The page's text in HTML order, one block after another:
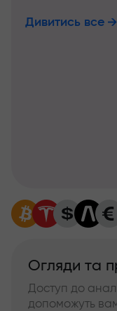
Дивитись все
Огляди та
Доступ до
допоможуть